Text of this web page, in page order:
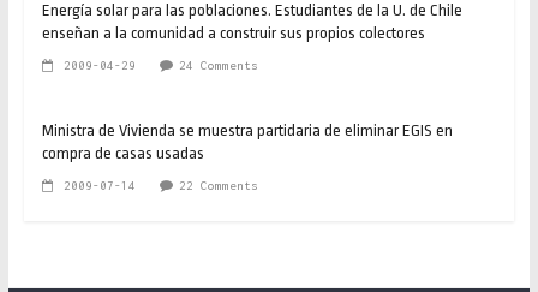
Energía solar para las poblaciones. Estudiantes de la U. de Chile
enseñan a la comunidad a construir sus propios colectores
2009-04-29 24 Comments
Ministra de Vivienda se muestra partidaria de eliminar EGIS en
compra de casas usadas
2009-07-14 22 Comments